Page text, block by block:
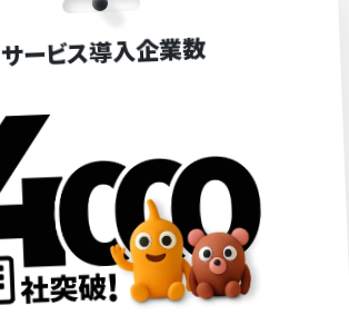
サービス導入企業数